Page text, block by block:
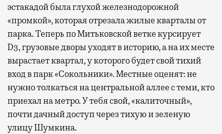
эстакадой была глухой железнодорожной
«промкой», которая отрезала жилые кварталы от
парка. Теперь по Митьковской ветке курсирует
D3, грузовые дворы уходят в историю, а на их месте
вырастает квартал, у которого будет свой тихий
вход в парк «Сокольники». Местные оценят: не
нужно толкаться на центральной аллее с теми, кто
приехал на метро. У тебя свой, «калиточный»,
почти дачный доступ через тихую и зеленую
улицу Шумкина.